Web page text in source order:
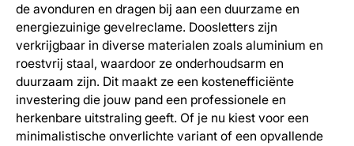
de avonduren en dragen bij aan een duurzame en
energiezuinige gevelreclame. Doosletters zijn
verkrijgbaar in diverse materialen zoals aluminium en
roestvrij staal, waardoor ze onderhoudsarm en
duurzaam zijn. Dit maakt ze een kostenefficiënte
investering die jouw pand een professionele en
herkenbare uitstraling geeft. Of je nu kiest voor een
minimalistische onverlichte variant of een opvallende